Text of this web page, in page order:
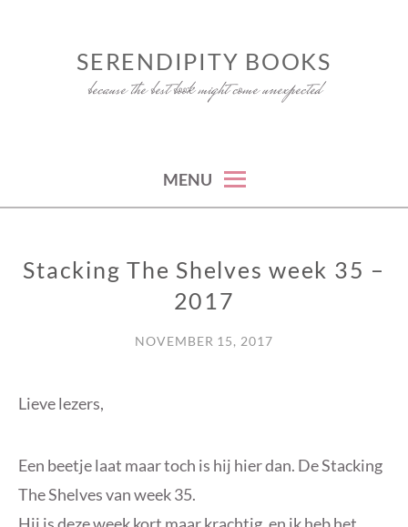
SERENDIPITY BOOKS
because the best book might come unexpected
MENU
STACKING
Stacking The Shelves week 35 –
2017
NOVEMBER 15, 2017
Lieve lezers,
Een beetje laat maar toch is hij hier dan. De Stacking
The Shelves van week 35.